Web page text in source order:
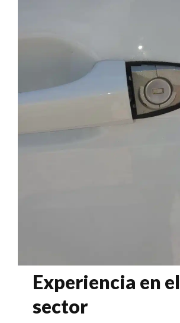
Experiencia en el
sector